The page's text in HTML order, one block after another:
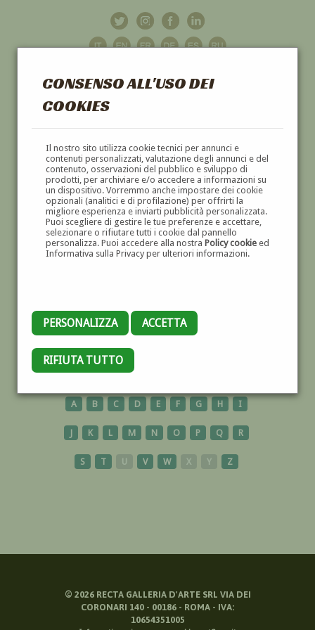
CONSENSO ALL'USO DEI
COOKIES
Il nostro sito utilizza cookie tecnici per annunci e
contenuti personalizzati, valutazione degli annunci e del
contenuto, osservazioni del pubblico e sviluppo di
prodotti, per archiviare e/o accedere a informazioni su
un dispositivo. Vorremmo anche impostare dei cookie
opzionali (analitici e di profilazione) per offrirti la
migliore esperienza e inviarti pubblicità personalizzata.
Puoi scegliere di gestire le tue preferenze e accettare,
selezionare o rifiutare tutti i cookie dal pannello
personalizza. Puoi accedere alla nostra Policy cookieed
Informativa sulla Privacy per ulteriori informazioni.
PERSONALIZZA ACCETTA
RIFIUTA TUTTO
GALLERIAD'ARTE
DIPINTI E SCULTURE '800 E '900
ANIMALS
A B C D E F G H I
J K L M N O P Q R
S T U V W X Y Z
© 2026RECTA GALLERIA D'ARTE SRL VIA DEI
CORONARI 140 - 00186 - ROMA - IVA:
10654351005